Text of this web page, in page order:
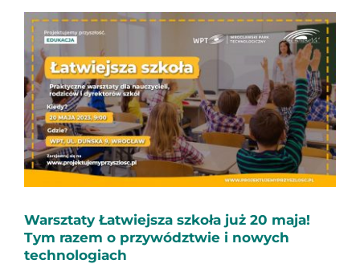
Warsztaty Łatwiejsza szkoła już 20 maja!
Tym razem o przywództwie i nowych
technologiach